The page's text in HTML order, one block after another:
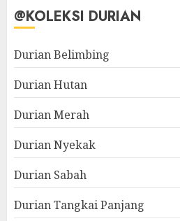
@KOLEKSI DURIAN
Durian Belimbing
Durian Hutan
Durian Merah
Durian Nyekak
Durian Sabah
Durian Tangkai Panjang